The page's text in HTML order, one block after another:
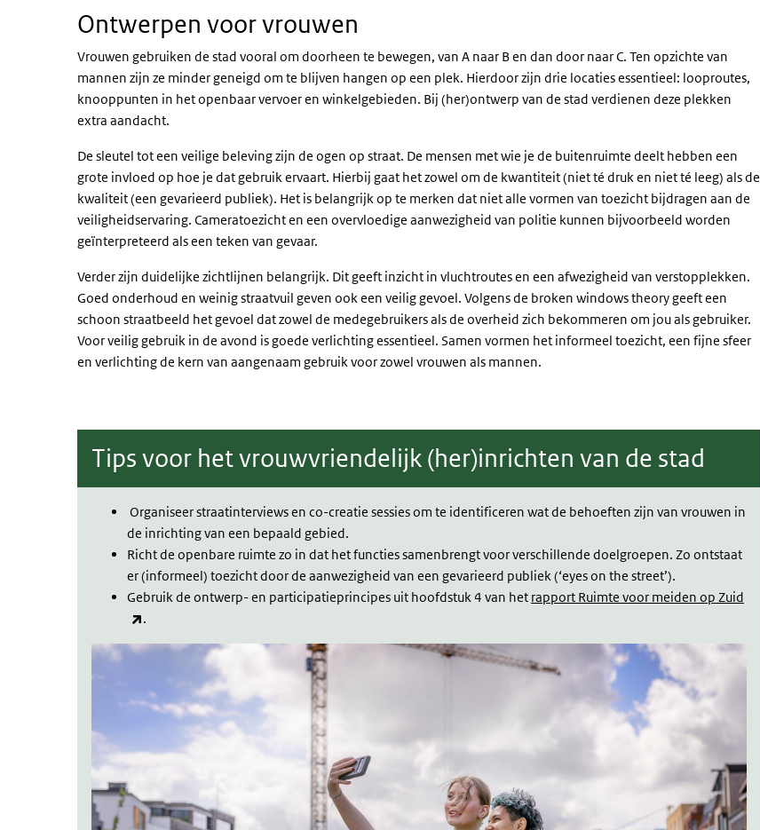
Ontwerpen voor vrouwen
Vrouwen gebruiken de stad vooral om doorheen te bewegen, van A naar B en dan door naar C. Ten opzichte van
mannen zijn ze minder geneigd om te blijven hangen op een plek. Hierdoor zijn drie locaties essentieel: looproutes,
knooppunten in het openbaar vervoer en winkelgebieden. Bij (her)ontwerp van de stad verdienen deze plekken
extra aandacht.
De sleutel tot een veilige beleving zijn de ogen op straat. De mensen met wie je de buitenruimte deelt hebben een
grote invloed op hoe je dat gebruik ervaart. Hierbij gaat het zowel om de kwantiteit (niet té druk en niet té leeg) als de
kwaliteit (een gevarieerd publiek). Het is belangrijk op te merken dat niet alle vormen van toezicht bijdragen aan de
veiligheidservaring. Cameratoezicht en een overvloedige aanwezigheid van politie kunnen bijvoorbeeld worden
geïnterpreteerd als een teken van gevaar.
Verder zijn duidelijke zichtlijnen belangrijk. Dit geeft inzicht in vluchtroutes en een afwezigheid van verstopplekken.
Goed onderhoud en weinig straatvuil geven ook een veilig gevoel. Volgens de broken windows theory geeft een
schoon straatbeeld het gevoel dat zowel de medegebruikers als de overheid zich bekommeren om jou als gebruiker.
Voor veilig gebruik in de avond is goede verlichting essentieel. Samen vormen het informeel toezicht, een fijne sfeer
en verlichting de kern van aangenaam gebruik voor zowel vrouwen als mannen.
Tips voor het vrouwvriendelijk (her)inrichten van de stad
Organiseer straatinterviews en co-creatie sessies om te identificeren wat de behoeften zijn van vrouwen in
de inrichting van een bepaald gebied.
Richt de openbare ruimte zo in dat het functies samenbrengt voor verschillende doelgroepen. Zo ontstaat
er (informeel) toezicht door de aanwezigheid van een gevarieerd publiek (‘eyes on the street’).
Gebruik de ontwerp- en participatieprincipes uit hoofdstuk 4 van het rapport Ruimte voor meiden op Zuid
(externe link)
.